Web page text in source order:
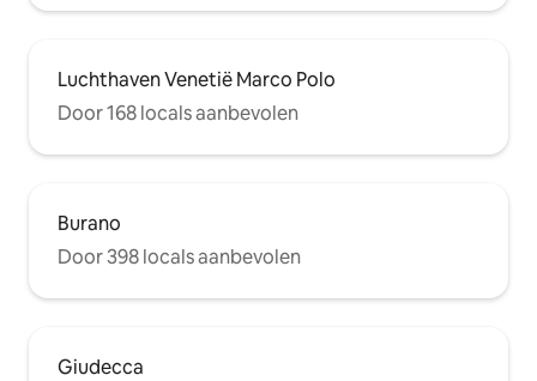
Luchthaven Venetië Marco Polo
Door 168 locals aanbevolen
Burano
Door 398 locals aanbevolen
Giudecca